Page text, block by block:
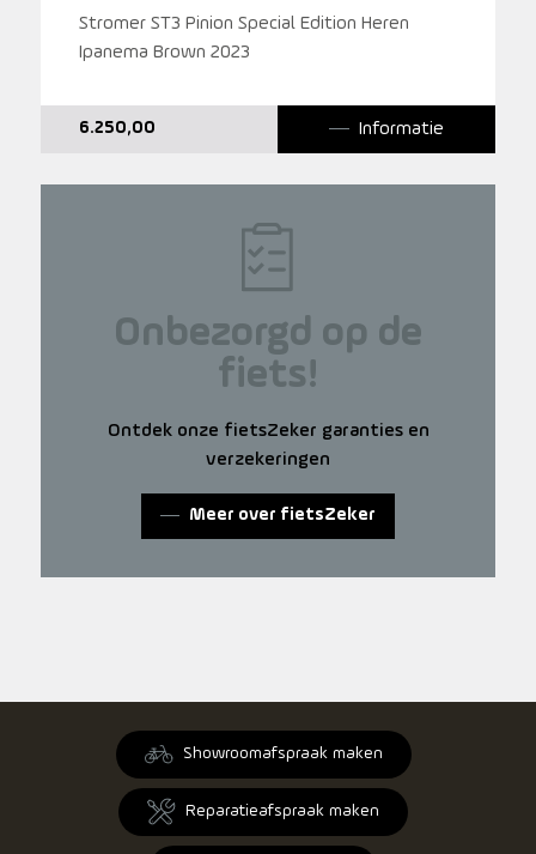
2023
Stromer ST3 Pinion Special Edition Heren
Ipanema Brown 2023
6.250,00 Informatie
Onbezorgd op de
fiets!
Ontdek onze fietsZeker garanties en
verzekeringen
Meer over fietsZeker
Showroomafspraak maken
Reparatieafspraak maken